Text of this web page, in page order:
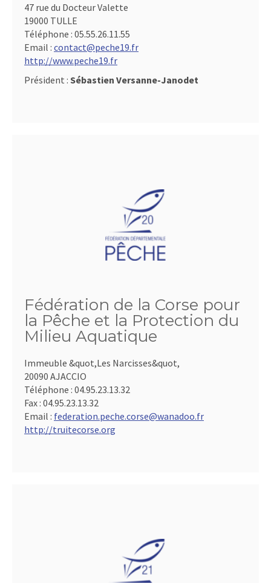
47 rue du Docteur Valette
19000 TULLE
Téléphone : 05.55.26.11.55
Email : contact@peche19.fr
http://www.peche19.fr
Président : Sébastien Versanne-Janodet
Fédération de la Corse pour
la Pêche et la Protection du
Milieu Aquatique
Immeuble &quot,Les Narcisses&quot,
20090 AJACCIO
Téléphone : 04.95.23.13.32
Fax : 04.95.23.13.32
Email : federation.peche.corse@wanadoo.fr
http://truitecorse.org